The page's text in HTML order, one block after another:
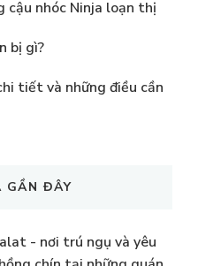
cậu nhóc Ninja loạn thị
bị gì?
tiết và những điều cần
GẦN ĐÂY
- nơi trú ngụ và yêu